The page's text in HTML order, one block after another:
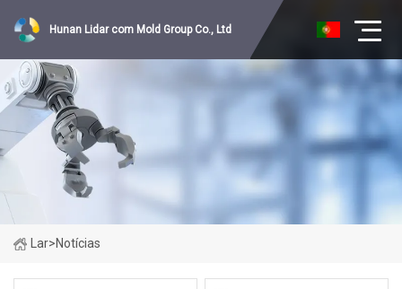
Hunan Lidar com Mold Group Co., Ltd
Lar>Notícias